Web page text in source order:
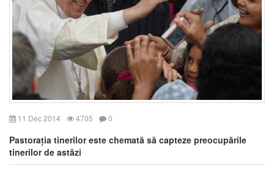
11 Dec 2014 4705 0
Pastorația tinerilor este chemată să capteze preocupările
tinerilor de astăzi